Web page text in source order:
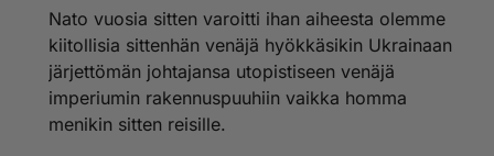
Nato vuosia sitten varoitti ihan aiheesta olemme
kiitollisia sittenhän venäjä hyökkäsikin Ukrainaan
järjettömän johtajansa utopistiseen venäjä
imperiumin rakennuspuuhiin vaikka homma
menikin sitten reisille.